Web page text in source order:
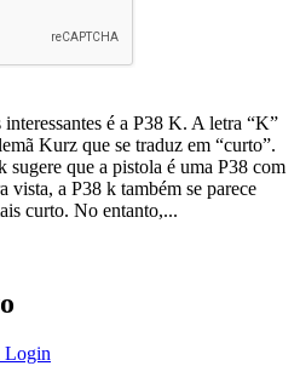
é a P38 K. A letra “K”
Kurz que se traduz em “curto”.
sugere que a pistola é uma P38 com
a P38 k também se parece
curto. No entanto,...
Login